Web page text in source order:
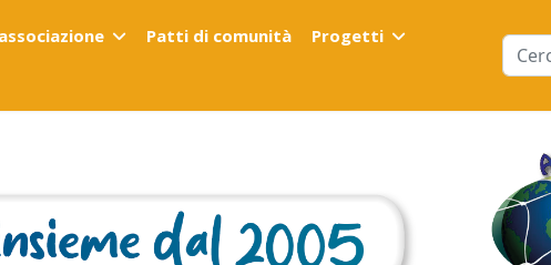
Patti di comunità
Progetti
Cerca